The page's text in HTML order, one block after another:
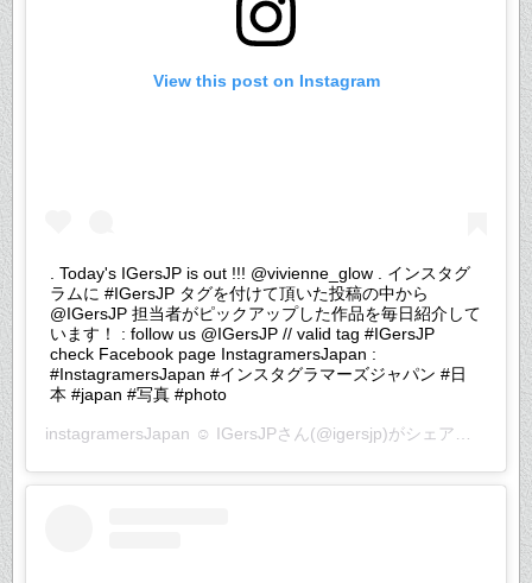
View this post on Instagram
. Today's IGersJP is out !!! @vivienne_glow . インスタグ
ラムに #IGersJP タグを付けて頂いた投稿の中から
@IGersJP 担当者がピックアップした作品を毎日紹介して
います！ : follow us @IGersJP // valid tag #IGersJP
check Facebook page InstagramersJapan :
#InstagramersJapan #インスタグラマーズジャパン #日
本 #japan #写真 #photo
instagramersJapan ☺︎ IGersJPさん(@igersjp)がシェアした投稿 –